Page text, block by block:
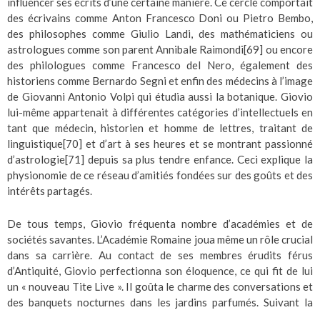
des écrivains comme Anton Francesco Doni ou Pietro Bembo,
des philosophes comme Giulio Landi, des mathématiciens ou
astrologues comme son parent Annibale Raimondi[69] ou encore
des philologues comme Francesco del Nero, également des
historiens comme Bernardo Segni et enfin des médecins à l’image
de Giovanni Antonio Volpi qui étudia aussi la botanique. Giovio
lui-même appartenait à différentes catégories d’intellectuels en
tant que médecin, historien et homme de lettres, traitant de
linguistique[70] et d’art à ses heures et se montrant passionné
d’astrologie[71] depuis sa plus tendre enfance. Ceci explique la
physionomie de ce réseau d’amitiés fondées sur des goûts et des
intérêts partagés.
De tous temps, Giovio fréquenta nombre d’académies et de
sociétés savantes. L’Académie Romaine joua même un rôle crucial
dans sa carrière. Au contact de ses membres érudits férus
d’Antiquité, Giovio perfectionna son éloquence, ce qui fit de lui
un « nouveau Tite Live ». Il goûta le charme des conversations et
des banquets nocturnes dans les jardins parfumés. Suivant la